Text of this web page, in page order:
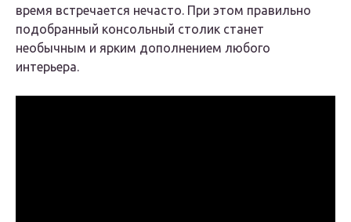
время встречается нечасто. При этом правильно
подобранный консольный столик станет
необычным и ярким дополнением любого
интерьера.